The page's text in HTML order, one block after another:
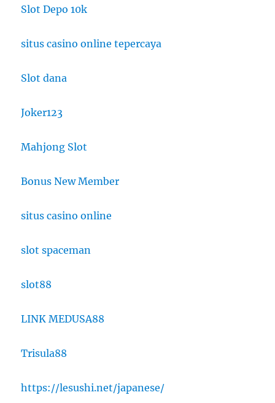
Slot Depo 10k
situs casino online tepercaya
Slot dana
Joker123
Mahjong Slot
Bonus New Member
situs casino online
slot spaceman
slot88
LINK MEDUSA88
Trisula88
https://lesushi.net/japanese/